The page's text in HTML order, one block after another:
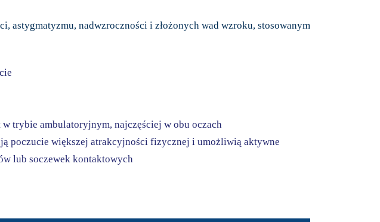
nadwzroczności i złożonych wad wzroku, stosowanym
trybie ambulatoryjnym, najczęściej w obu oczach
poczucie większej atrakcyjności fizycznej i umożliwią aktywne
lub soczewek kontaktowych